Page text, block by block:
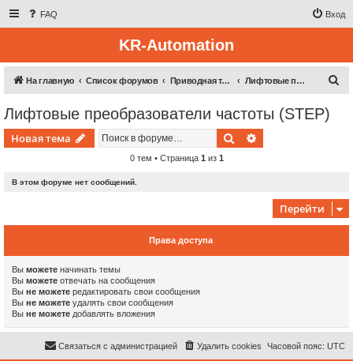
FAQ Вход
KR-Automation
На главную Список форумов Приводная техника Лифтовые преобразователи частоты (STEP)
Лифтовые преобразователи частоты (STEP)
Новая тема Поиск
0 тем • Страница 1 из 1
В этом форуме нет сообщений.
Перейти
Права доступа
Вы можете начинать темы
Вы можете отвечать на сообщения
Вы не можете редактировать свои сообщения
Вы не можете удалять свои сообщения
Вы не можете добавлять вложения
Часовой пояс: UTC
Удалить cookies
Связаться с администрацией